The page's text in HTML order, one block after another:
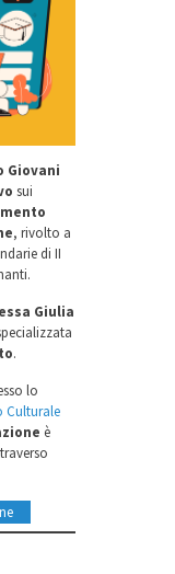
Giovani
sui
, rivolto a
di II
Giulia
.
lo
Culturale
è